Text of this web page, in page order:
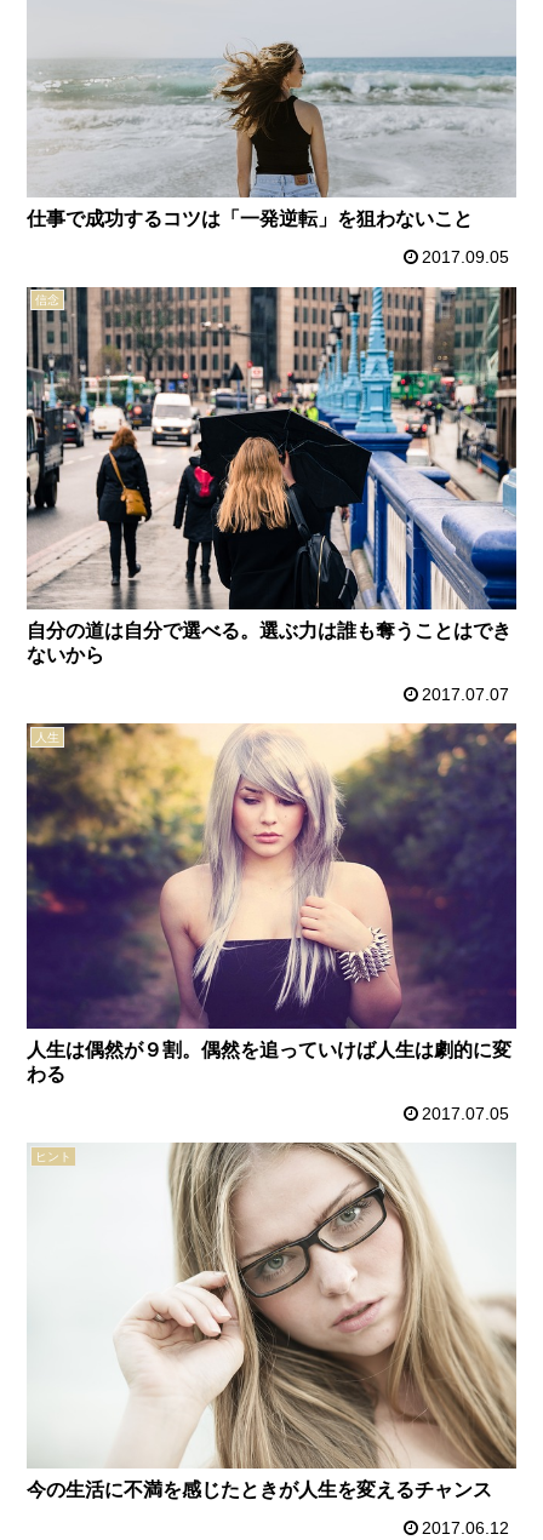
仕事で成功するコツは「一発逆転」を狙わないこと
2017.09.05
信念
自分の道は自分で選べる。選ぶ力は誰も奪うことはでき
ないから
2017.07.07
人生
人生は偶然が９割。偶然を追っていけば人生は劇的に変
わる
2017.07.05
ヒント
今の生活に不満を感じたときが人生を変えるチャンス
2017.06.12